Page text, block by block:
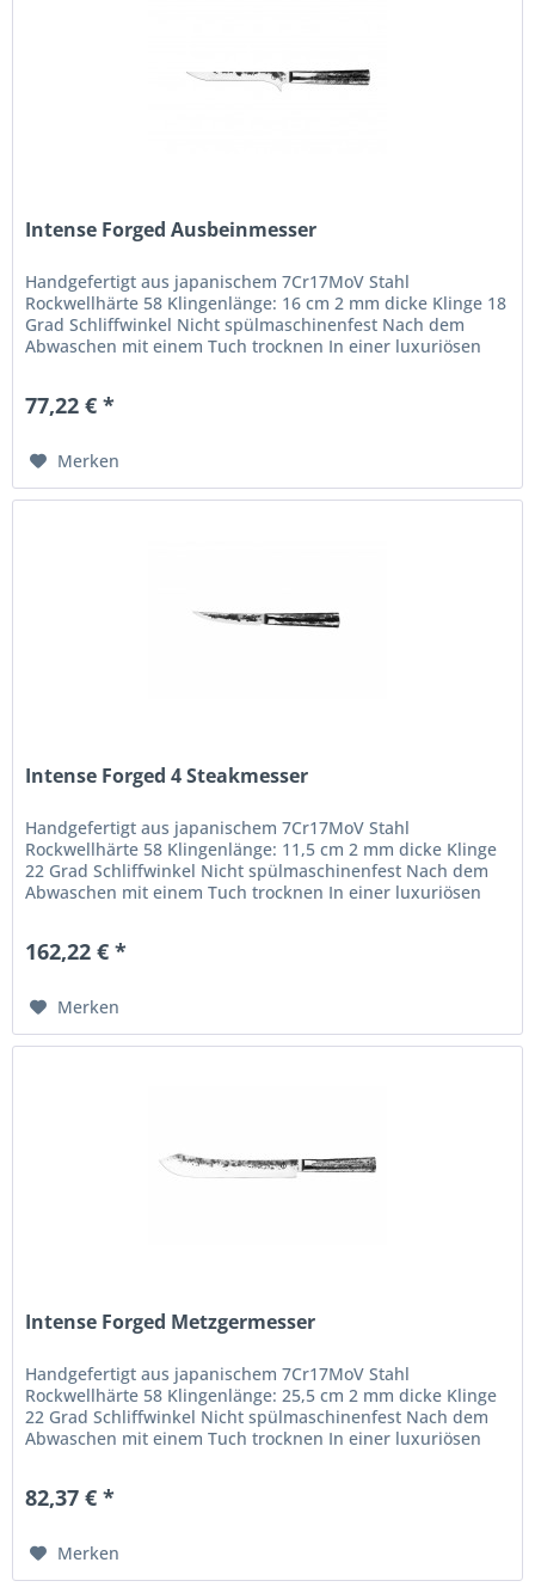
Intense Forged Ausbeinmesser
Handgefertigt aus japanischem 7Cr17MoV Stahl
Rockwellhärte 58 Klingenlänge: 16 cm 2 mm dicke Klinge 18
Grad Schliffwinkel Nicht spülmaschinenfest Nach dem
Abwaschen mit einem Tuch trocknen In einer luxuriösen
77,22 € *
Merken
Intense Forged 4 Steakmesser
Handgefertigt aus japanischem 7Cr17MoV Stahl
Rockwellhärte 58 Klingenlänge: 11,5 cm 2 mm dicke Klinge
22 Grad Schliffwinkel Nicht spülmaschinenfest Nach dem
Abwaschen mit einem Tuch trocknen In einer luxuriösen
162,22 € *
Merken
Intense Forged Metzgermesser
Handgefertigt aus japanischem 7Cr17MoV Stahl
Rockwellhärte 58 Klingenlänge: 25,5 cm 2 mm dicke Klinge
22 Grad Schliffwinkel Nicht spülmaschinenfest Nach dem
Abwaschen mit einem Tuch trocknen In einer luxuriösen
82,37 € *
Merken